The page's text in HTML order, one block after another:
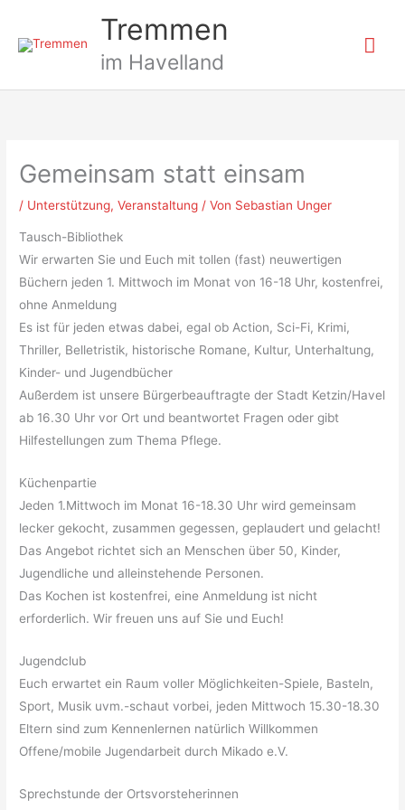
springen
Tremmen
im Havelland
Gemeinsam statt einsam
/ Unterstützung,Veranstaltung / Von Sebastian Unger
Tausch-Bibliothek
Wir erwarten Sie und Euch mit tollen (fast) neuwertigen
Büchern jeden 1. Mittwoch im Monat von 16-18 Uhr, kostenfrei,
ohne Anmeldung
Es ist für jeden etwas dabei, egal ob Action, Sci-Fi, Krimi,
Thriller, Belletristik, historische Romane, Kultur, Unterhaltung,
Kinder- und Jugendbücher
Außerdem ist unsere Bürgerbeauftragte der Stadt Ketzin/Havel
ab 16.30 Uhr vor Ort und beantwortet Fragen oder gibt
Hilfestellungen zum Thema Pflege.
Küchenpartie
Jeden 1.Mittwoch im Monat 16-18.30 Uhr wird gemeinsam
lecker gekocht, zusammen gegessen, geplaudert und gelacht!
Das Angebot richtet sich an Menschen über 50, Kinder,
Jugendliche und alleinstehende Personen.
Das Kochen ist kostenfrei, eine Anmeldung ist nicht
erforderlich. Wir freuen uns auf Sie und Euch!
Jugendclub
Euch erwartet ein Raum voller Möglichkeiten-Spiele, Basteln,
Sport, Musik uvm.-schaut vorbei, jeden Mittwoch 15.30-18.30
Eltern sind zum Kennenlernen natürlich Willkommen
Offene/mobile Jugendarbeit durch Mikado e.V.
Sprechstunde der Ortsvorsteherinnen